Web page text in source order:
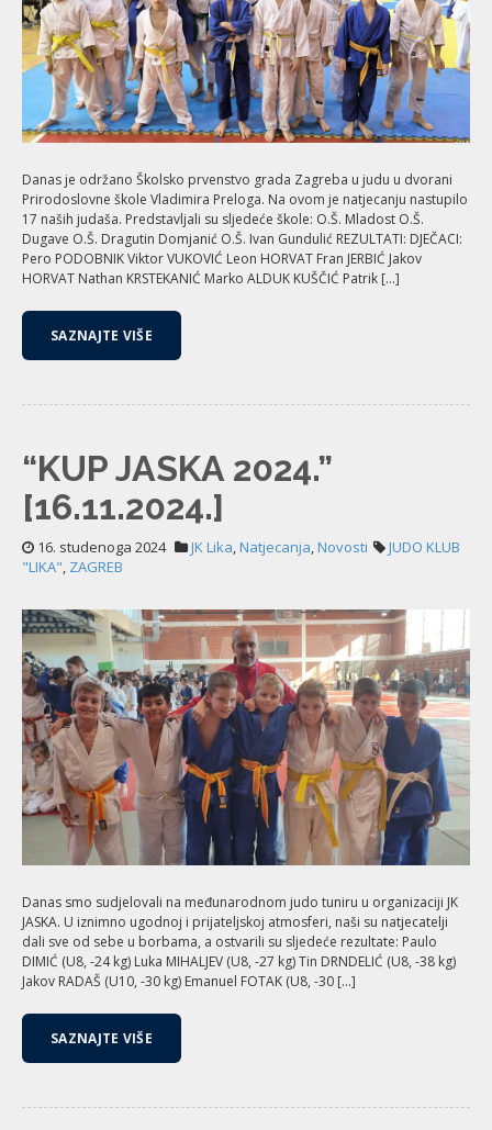
Danas je održano Školsko prvenstvo grada Zagreba u judu u dvorani
Prirodoslovne škole Vladimira Preloga. Na ovom je natjecanju nastupilo
17 naših judaša. Predstavljali su sljedeće škole: O.Š. Mladost O.Š.
Dugave O.Š. Dragutin Domjanić O.Š. Ivan Gundulić REZULTATI: DJEČACI:
Pero PODOBNIK Viktor VUKOVIĆ Leon HORVAT Fran JERBIĆ Jakov
HORVAT Nathan KRSTEKANIĆ Marko ALDUK KUŠČIĆ Patrik […]
SAZNAJTE VIŠE
“KUP JASKA 2024.”
[16.11.2024.]
16. studenoga 2024 JK Lika,Natjecanja,Novosti
JUDO KLUB
"LIKA", ZAGREB
Danas smo sudjelovali na međunarodnom judo tuniru u organizaciji JK
JASKA. U iznimno ugodnoj i prijateljskoj atmosferi, naši su natjecatelji
dali sve od sebe u borbama, a ostvarili su sljedeće rezultate: Paulo
DIMIĆ (U8, -24 kg) Luka MIHALJEV (U8, -27 kg) Tin DRNDELIĆ (U8, -38 kg)
Jakov RADAŠ (U10, -30 kg) Emanuel FOTAK (U8, -30 […]
SAZNAJTE VIŠE